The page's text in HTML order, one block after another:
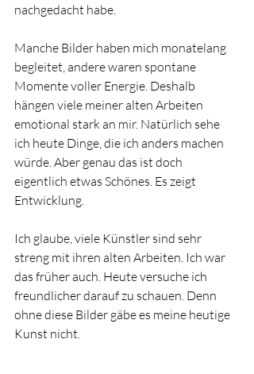
nachgedacht habe.
Manche Bilder haben mich monatelang
begleitet, andere waren spontane
Momente voller Energie. Deshalb
hängen viele meiner alten Arbeiten
emotional stark an mir. Natürlich sehe
ich heute Dinge, die ich anders machen
würde. Aber genau das ist doch
eigentlich etwas Schönes. Es zeigt
Entwicklung.
Ich glaube, viele Künstler sind sehr
streng mit ihren alten Arbeiten. Ich war
das früher auch. Heute versuche ich
freundlicher darauf zu schauen. Denn
ohne diese Bilder gäbe es meine heutige
Kunst nicht.